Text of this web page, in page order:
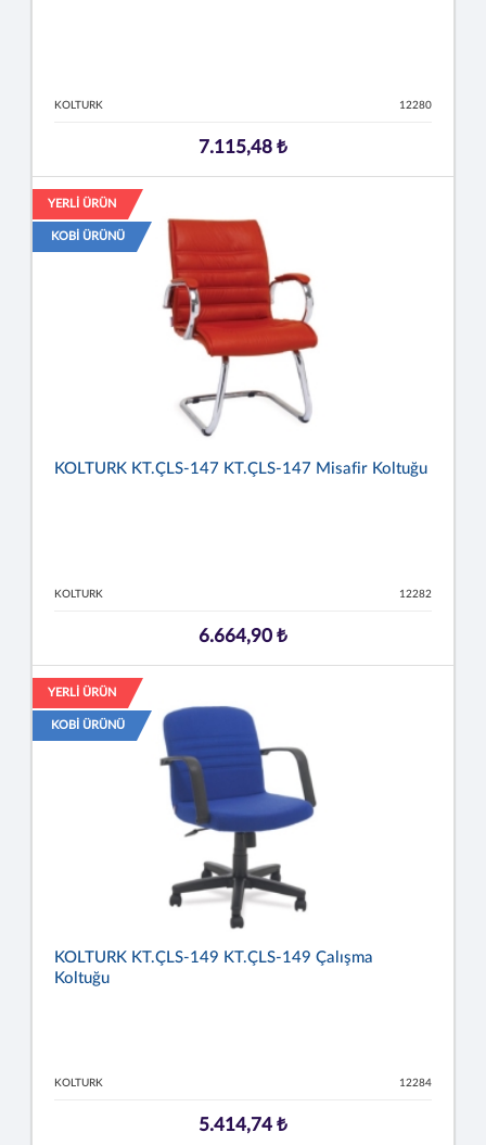
KOLTURK 12280
7.115,48 ₺
YERLİ ÜRÜN
KOBİ ÜRÜNÜ
KOLTURK KT.ÇLS-147 KT.ÇLS-147 Misafir Koltuğu
KOLTURK 12282
6.664,90 ₺
YERLİ ÜRÜN
KOBİ ÜRÜNÜ
KOLTURK KT.ÇLS-149 KT.ÇLS-149 Çalışma
Koltuğu
KOLTURK 12284
5.414,74 ₺